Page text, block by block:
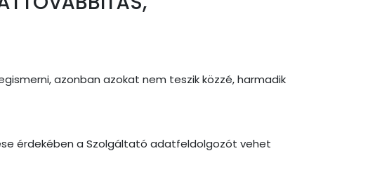
azonban azokat nem teszik közzé, harmadik
érdekében a Szolgáltató adatfeldolgozót vehet